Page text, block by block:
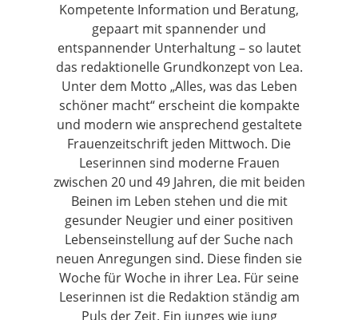
Kompetente Information und Beratung,
gepaart mit spannender und
entspannender Unterhaltung – so lautet
das redaktionelle Grundkonzept von Lea.
Unter dem Motto „Alles, was das Leben
schöner macht“ erscheint die kompakte
und modern wie ansprechend gestaltete
Frauenzeitschrift jeden Mittwoch. Die
Leserinnen sind moderne Frauen
zwischen 20 und 49 Jahren, die mit beiden
Beinen im Leben stehen und die mit
gesunder Neugier und einer positiven
Lebenseinstellung auf der Suche nach
neuen Anregungen sind. Diese finden sie
Woche für Woche in ihrer Lea. Für seine
Leserinnen ist die Redaktion ständig am
Puls der Zeit. Ein junges wie jung